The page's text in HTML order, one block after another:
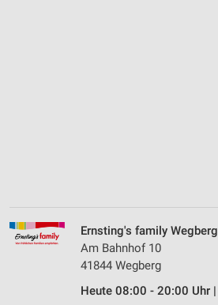
Ernsting's family Wegberg
Am Bahnhof 10
41844 Wegberg
Heute 08:00 - 20:00 Uhr |